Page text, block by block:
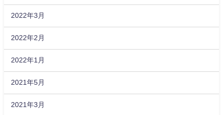
2022年3月
2022年2月
2022年1月
2021年5月
2021年3月